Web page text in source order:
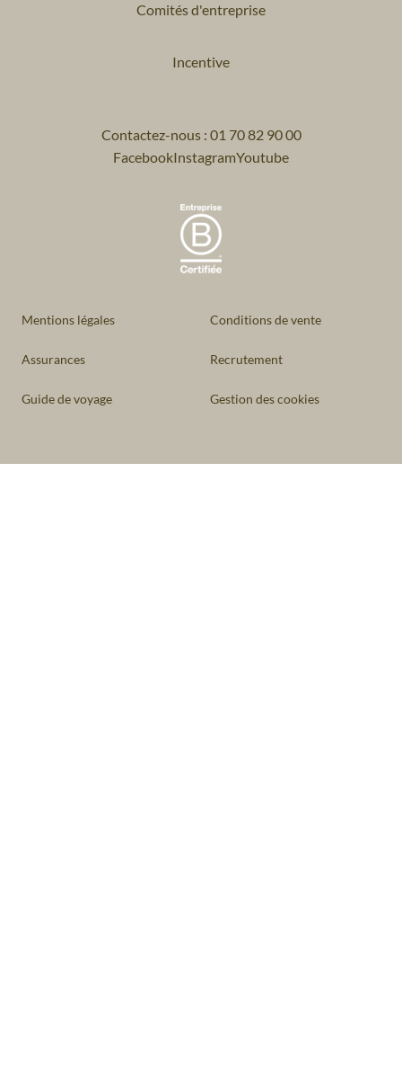
Comités d'entreprise
Incentive
Contactez-nous : 01 70 82 90 00
FacebookInstagramYoutube
Mentions légales Conditions de vente
Assurances Recrutement
Guide de voyage Gestion des cookies